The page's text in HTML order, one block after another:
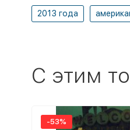
2013 года
C этим
-53%